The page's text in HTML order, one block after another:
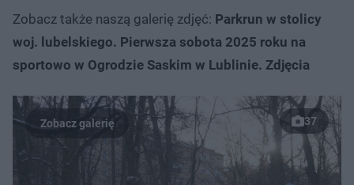
Zobacz także naszą galerię zdjęć: Parkrun w stolicy
woj. lubelskiego. Pierwsza sobota 2025 roku na
sportowo w Ogrodzie Saskim w Lublinie. Zdjęcia
37